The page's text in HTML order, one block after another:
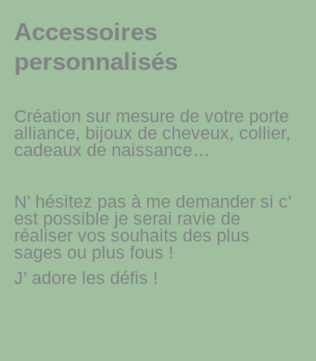
Accessoires
personnalisés
Création sur mesure de votre porte
alliance, bijoux de cheveux, collier,
cadeaux de naissance…
N’ hésitez pas à me demander si c’
est possible je serai ravie de
réaliser vos souhaits des plus
sages ou plus fous !
J’ adore les défis !